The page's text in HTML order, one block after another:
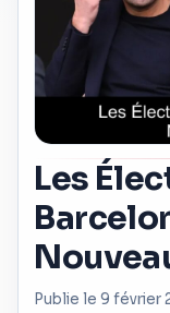
Les
Publie le 9 février